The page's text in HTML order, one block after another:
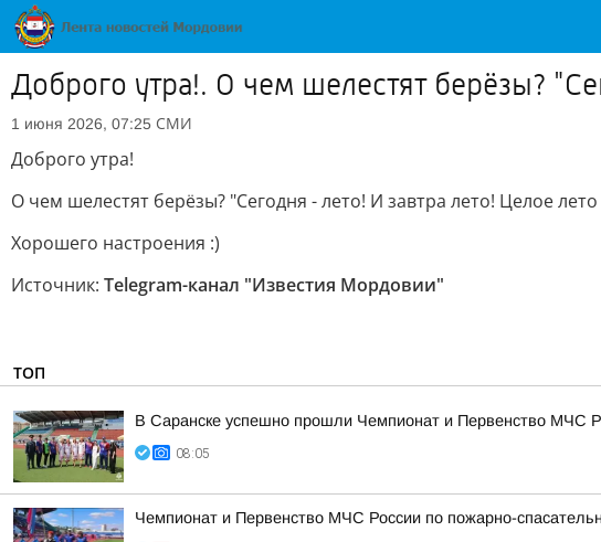
Доброго утра!. О чем шелестят берёзы?
1 июня 2026, 07:25 СМИ
Доброго утра!
О чем шелестят берёзы? "Сегодня - лето! И завтра лето! Целое
Хорошего настроения :)
Источник: Telegram-канал "Известия Мордовии"
ТОП
В Саранске успешно прошли Чемпионат и Первенство МЧС
08:05
Чемпионат и Первенство МЧС России по пожарно-